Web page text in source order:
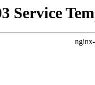
Service